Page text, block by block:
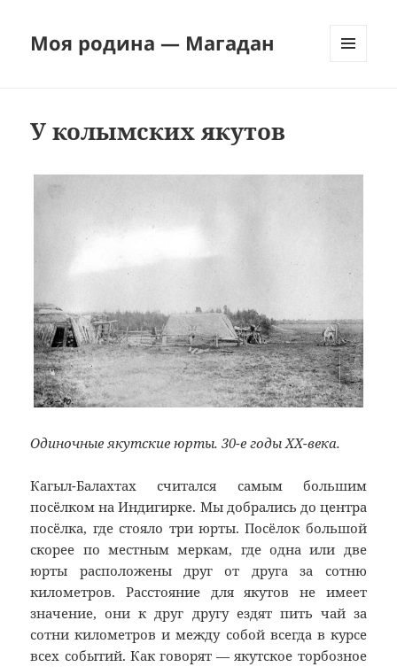
Моя родина — Магадан
У колымских якутов
Одиночные якутские юрты. 30-е годы ХХ-века.
Кагыл-Балахтах считался самым большим
посёлком на Индигирке. Мы добрались до центра
посёлка, где стояло три юрты. Посёлок большой
скорее по местным меркам, где одна или две
юрты расположены друг от друга за сотню
километров. Расстояние для якутов не имеет
значение, они к друг другу ездят пить чай за
сотни километров и между собой всегда в курсе
всех событий. Как говорят — якутское торбозное